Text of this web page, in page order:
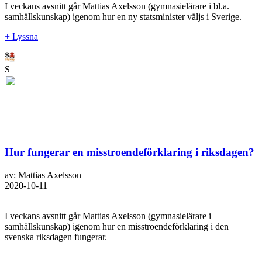
I veckans avsnitt går Mattias Axelsson (gymnasielärare i bl.a.
samhällskunskap) igenom hur en ny statsminister väljs i Sverige.
+ Lyssna
S
Hur fungerar en misstroendeförklaring i riksdagen?
av: Mattias Axelsson
2020-10-11
I veckans avsnitt går Mattias Axelsson (gymnasielärare i
samhällskunskap) igenom hur en misstroendeförklaring i den
svenska riksdagen fungerar.